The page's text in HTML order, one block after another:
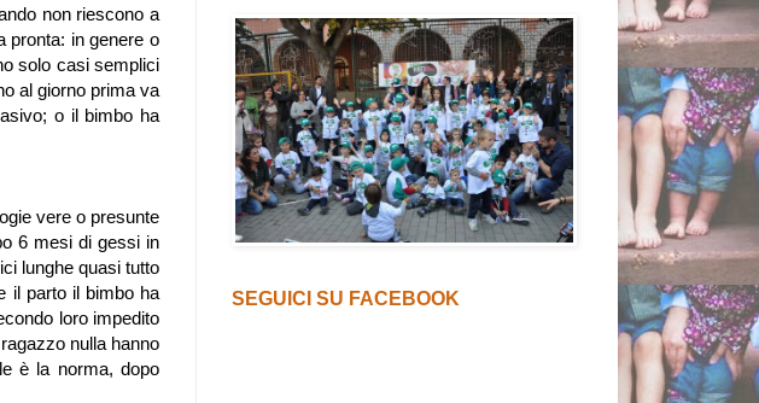
non riescono a
pronta: in genere o
solo casi semplici
al giorno prima va
o il bimbo ha
vere o presunte
6 mesi di gessi in
lunghe quasi tutto
il parto il bimbo ha
loro impedito
nulla hanno
è la norma, dopo
SEGUICI SU FACEBOOK